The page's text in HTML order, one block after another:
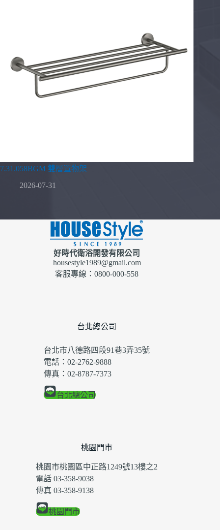
7.31.058BGM 雙層置物架
2026-07-31
好時代衛浴開發有限公司
housestyle1989@gmail.com
客服專線：0800-000-558
台北總公司
台北市八德路四段91巷3弄35號
電話：02-2762-9888
傳真：02-8787-7373
台北總公司
桃園門市
桃園市桃園區中正路1249號13樓之2
電話 03-358-9038
傳真 03-358-9138
桃園門市